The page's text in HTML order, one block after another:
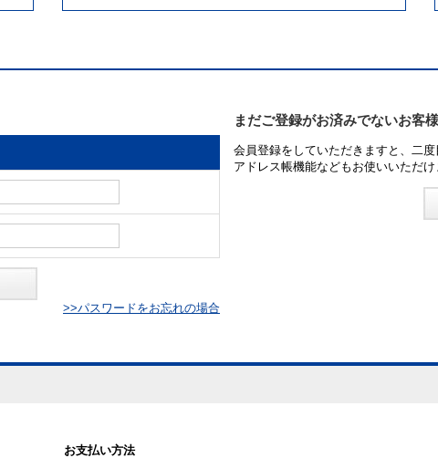
>>パスワードをお忘れの場合
まだご登録がお済みでないお客様
会員登録をしていただきますと、二
アドレス帳機能などもお使いいただ
お支払い方法